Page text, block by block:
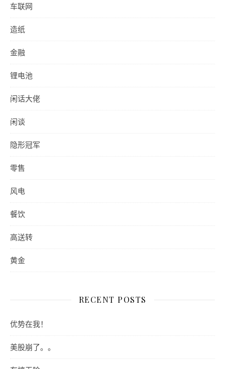
车联网
造纸
金融
锂电池
闲话大佬
闲谈
隐形冠军
零售
风电
餐饮
高送转
黄金
RECENT POSTS
优势在我！
美股崩了。。